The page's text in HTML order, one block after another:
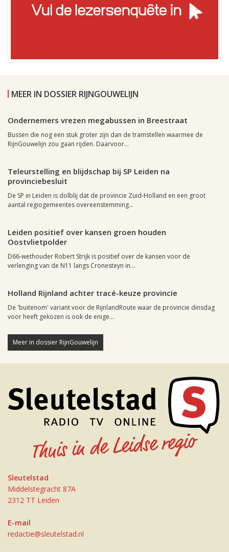
MEER IN DOSSIER RIJNGOUWELIJN
Ondernemers vrezen megabussen in Breestraat
Bussen die nog een stuk groter zijn dan de tramstellen waarmee de
RijnGouwelijn zou gaan rijden. Daarvoor...
Teleurstelling en blijdschap bij SP Leiden na
provinciebesluit
De SP in Leiden is dolblij dat de provincie Zuid-Holland en een groot
aantal regiogemeentes overeenstemming...
Leiden positief over kansen groen houden
Oostvlietpolder
D66-wethouder Robert Strijk is positief over de kansen voor de
verlenging van de N11 langs Cronesteyn in...
Holland Rijnland achter tracé-keuze provincie
De 'buitenom' variant voor de RijnlandRoute waar de provincie dinsdag
voor heeft gekozen is ook de enige...
Meer in dossier RijnGouwelijn
Sleutelstad
Middelstegracht 87A
2312 TT Leiden
E-mail
redactie@sleutelstad.nl